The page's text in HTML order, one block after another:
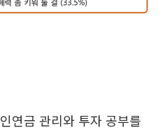
연금 관리와 투자 공부를